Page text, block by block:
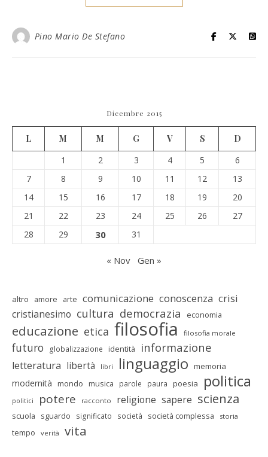
Pino Mario De Stefano
Dicembre 2015
L M M G V S
D
1
2 3 4 5
6
7
8 9 10 11 12
13
14
15 16 17 18 19
20
21
22 23 24 25 26
27
28
29 30 31
« Nov Gen »
altro amore arte comunicazione conoscenza crisi
cristianesimo cultura democrazia economia
educazione etica filosofia filosofia morale
futuro globalizzazione identità informazione
letteratura libertà libri linguaggio memoria
modernità mondo musica parole paura poesia politica
politici potere racconto religione sapere scienza
scuola sguardo significato società società complessa storia
tempo verità vita